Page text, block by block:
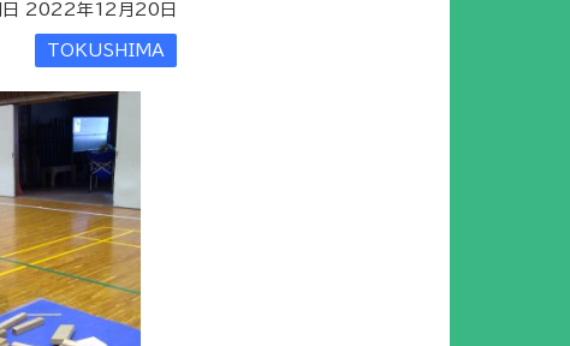
日 2022年12月20日
TOKUSHIMA